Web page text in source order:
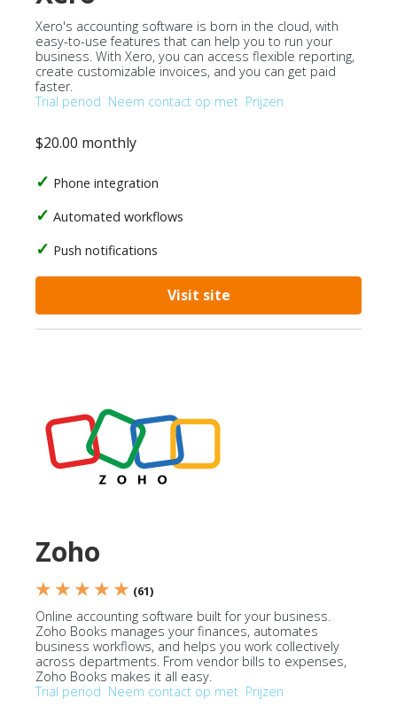
Xero's accounting software is born in the cloud, with
easy-to-use features that can help you to run your
business. With Xero, you can access flexible reporting,
create customizable invoices, and you can get paid
faster.
Trial period Neem contact op met Prijzen
$20.00 monthly
Phone integration
Automated workflows
Push notifications
Visit site
Zoho
★ ★ ★ ★ ★ (61)
Online accounting software built for your business.
Zoho Books manages your finances, automates
business workflows, and helps you work collectively
across departments. From vendor bills to expenses,
Zoho Books makes it all easy.
Trial period Neem contact op met Prijzen